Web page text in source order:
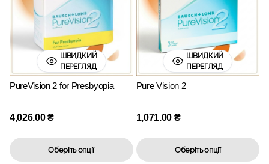
ШВИДКИЙ
ПЕРЕГЛЯД
PureVision 2 for Presbyopia
4,026.00₴
Оберіть опції
ШВИДКИЙ
ПЕРЕГЛЯД
Pure Vision 2
1,071.00 ₴
Оберіть опції